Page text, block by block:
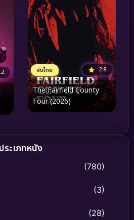
ซับไทย 2.8
The Fairfield County
Four (2026)
ประเภทหนัง
(780)
(3)
(28)